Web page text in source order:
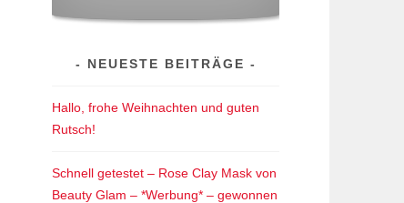
NEUESTE BEITRÄGE
Hallo, frohe Weihnachten und guten
Rutsch!
Schnell getestet – Rose Clay Mask von
Beauty Glam – *Werbung* – gewonnen